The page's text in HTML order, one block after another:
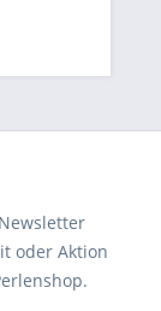
oder Aktion